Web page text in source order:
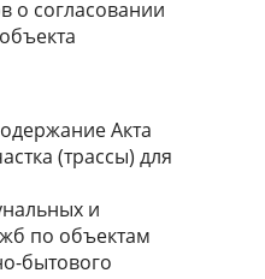
о согласовании
Акта
(трассы) для
и
по объектам
бытового